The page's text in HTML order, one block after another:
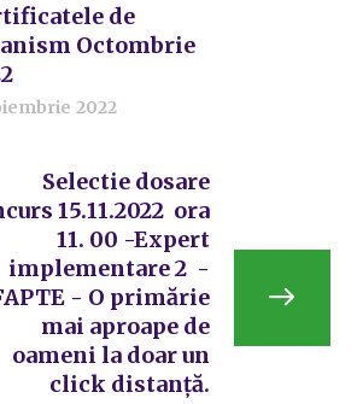
de
Octombrie
2022
Selectie dosare
15.11.2022 ora
11. 00 -Expert
implementare 2 -
- O primărie
mai aproape de
oameni la doar un
click distanță.